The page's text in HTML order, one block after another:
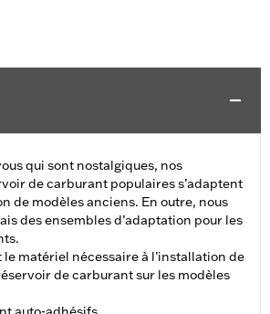
qui sont nostalgiques, nos
de carburant populaires s’adaptent
de modèles anciens. En outre, nous
des ensembles d’adaptation pour les
le matériel nécessaire à l’installation de
de carburant sur les modèles